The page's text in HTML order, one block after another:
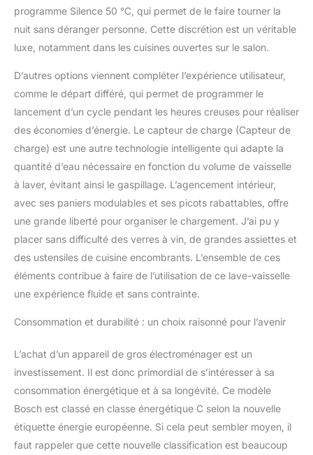
programme Silence 50 °C, qui permet de le faire tourner la
nuit sans déranger personne. Cette discrétion est un véritable
luxe, notamment dans les cuisines ouvertes sur le salon.
D’autres options viennent compléter l’expérience utilisateur,
comme le départ différé, qui permet de programmer le
lancement d’un cycle pendant les heures creuses pour réaliser
des économies d’énergie. Le capteur de charge (Capteur de
charge) est une autre technologie intelligente qui adapte la
quantité d’eau nécessaire en fonction du volume de vaisselle
à laver, évitant ainsi le gaspillage. L’agencement intérieur,
avec ses paniers modulables et ses picots rabattables, offre
une grande liberté pour organiser le chargement. J’ai pu y
placer sans difficulté des verres à vin, de grandes assiettes et
des ustensiles de cuisine encombrants. L’ensemble de ces
éléments contribue à faire de l’utilisation de ce lave-vaisselle
une expérience fluide et sans contrainte.
Consommation et durabilité : un choix raisonné pour l’avenir
L’achat d’un appareil de gros électroménager est un
investissement. Il est donc primordial de s’intéresser à sa
consommation énergétique et à sa longévité. Ce modèle
Bosch est classé en classe énergétique C selon la nouvelle
étiquette énergie européenne. Si cela peut sembler moyen, il
faut rappeler que cette nouvelle classification est beaucoup